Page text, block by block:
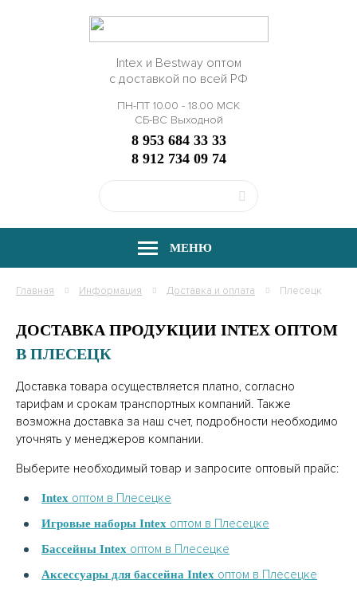
Intex и Bestway оптом
с доставкой по всей РФ
ПН-ПТ 10.00 - 18.00 МСК
СБ-ВС Выходной
8 953 684 33 33
8 912 734 09 74
МЕНЮ
Главная Информация Доставка и оплата Плесецк
ДОСТАВКА ПРОДУКЦИИ INTEX ОПТОМ
В ПЛЕСЕЦК
Доставка товара осуществляется платно, согласно
тарифам и срокам транспортных компаний. Также
возможна доставка за наш счет, подробности необходимо
уточнять у менеджеров компании.
Выберите необходимый товар и запросите оптовый прайс:
Intex оптом в Плесецке
Игровые наборы Intex оптом в Плесецке
Бассейны Intex оптом в Плесецке
Аксессуары для бассейна Intex оптом в Плесецке